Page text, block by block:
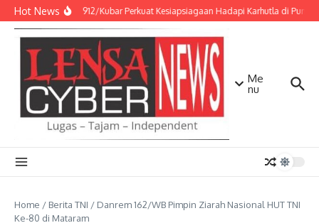
Lewati ke konten
Hot NewsKodim 0912/Kubar Perkuat Kesiapsiagaan Hadapi Karhutla di
Me
nu
Home / Berita TNI / Danrem 162/WB Pimpin Ziarah Nasional HUT TNI
Ke-80 di Mataram